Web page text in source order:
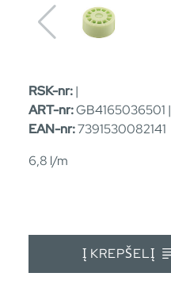
RSK-nr:|
ART-nr:GB4165036501 |
EAN-nr:7391530082141
6,8 l/m
Į KREPŠELĮ